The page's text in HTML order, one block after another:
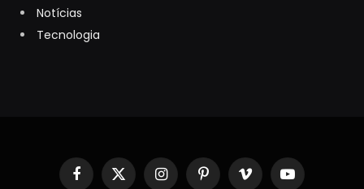
Notícias
Tecnologia
Facebook
X
InstagramPinterestVimeo YouTube